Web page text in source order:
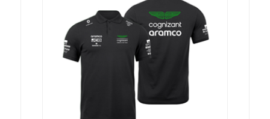
نوع محصول: تیشرت اورسایز با قواره آزاد
جنس پارچه: پنبه دورو با بافت نرم و تنفس‌پذیر
رنگ: مشکی کلاسیک و کاربردی
آستین: تا آرنج، مناسب استایل خیابانی
مناسب استفاده مشترک برای خانم‌ها و آقایان
دوخت استاندارد و راحت برای استفاده روزمره و اسپرت
پارچه پنبه دورو استفاده‌شده در تیشرت پنبه ای اور مشکی